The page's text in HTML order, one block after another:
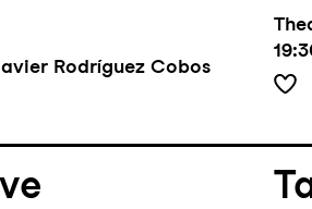
Rodríguez Cobos